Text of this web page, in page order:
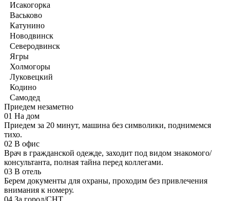
Исакогорка
Васьково
Катунино
Новодвинск
Северодвинск
Ягры
Холмогоры
Луковецкий
Кодино
Самодед
Приедем незаметно
01 На дом
Приедем за 20 минут, машина без символики, поднимемся
тихо.
02 В офис
Врач в гражданской одежде, заходит под видом знакомого/
консультанта, полная тайна перед коллегами.
03 В отель
Берем документы для охраны, проходим без привлечения
внимания к номеру.